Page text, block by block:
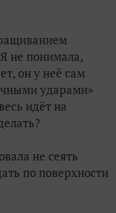
не понимала,
он у неё сам
ударами»
идёт на
не сеять
по поверхности